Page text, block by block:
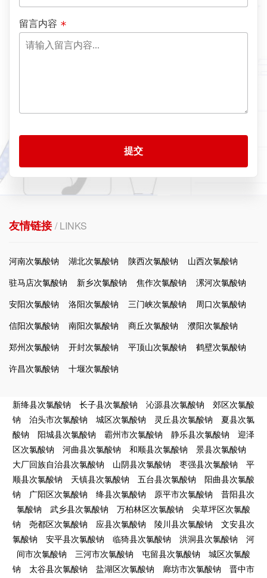
留言内容
提交
友情链接/ LINKS
河南次氯酸钠 湖北次氯酸钠 陕西次氯酸钠
山西次氯酸钠
驻马店次氯酸钠
新乡次氯酸钠 焦作次氯酸钠
漯河次氯酸钠
安阳次氯酸钠
洛阳次氯酸钠 三门峡次氯酸钠
周口次氯酸钠
信阳次氯酸钠
南阳次氯酸钠 商丘次氯酸钠
濮阳次氯酸钠
郑州次氯酸钠
开封次氯酸钠 平顶山次氯酸钠
鹤壁次氯酸钠
许昌次氯酸钠
十堰次氯酸钠
新绛县次氯酸钠 长子县次氯酸钠 沁源县次氯酸钠
郊区次氯酸
钠
泊头市次氯酸钠 城区次氯酸钠 灵丘县次氯酸钠
夏县次氯
酸钠
阳城县次氯酸钠 霸州市次氯酸钠 静乐县次氯酸钠
迎泽
区次氯酸钠
河曲县次氯酸钠 和顺县次氯酸钠
景县次氯酸钠
大厂回族自治县次氯酸钠
山阴县次氯酸钠 枣强县次氯酸钠
平
顺县次氯酸钠
天镇县次氯酸钠 五台县次氯酸钠
阳曲县次氯酸
钠
广阳区次氯酸钠 绛县次氯酸钠 原平市次氯酸钠
昔阳县次
氯酸钠
武乡县次氯酸钠 万柏林区次氯酸钠
尖草坪区次氯酸
钠
尧都区次氯酸钠 应县次氯酸钠 陵川县次氯酸钠
文安县次
氯酸钠
安平县次氯酸钠 临猗县次氯酸钠 洪洞县次氯酸钠
河
间市次氯酸钠
三河市次氯酸钠 屯留县次氯酸钠
城区次氯酸
钠
太谷县次氯酸钠 盐湖区次氯酸钠 廊坊市次氯酸钠
晋中市